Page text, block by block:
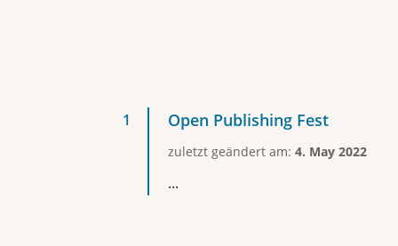
Open Publishing Fest
zuletzt geändert am: 4. May 2022
...